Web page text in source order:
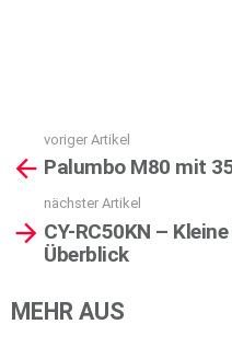
more
voriger Artikel
Palumbo M80 mit
nächster Artikel
CY-RC50KN –
Überblick
MEHR AUS